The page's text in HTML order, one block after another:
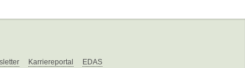
Karriereportal EDAS